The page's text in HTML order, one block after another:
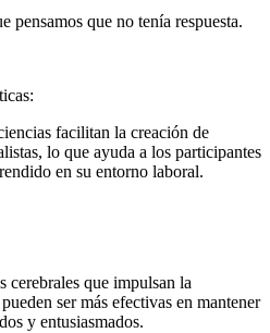
pensamos que no tenía respuesta.
facilitan la creación de
lo que ayuda a los participantes
en su entorno laboral.
cerebrales que impulsan la
ser más efectivas en mantener
y entusiasmados.